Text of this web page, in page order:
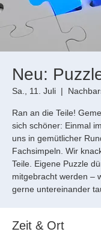
Neu:
Sa., 11. Juli
  |
Ran an die Teile!
sich schöner: Einmal
uns in gemütlicher
Fachsimpeln. Wir
Teile. Eigene Puzzle
mitgebracht werden –
gerne untereinander
Zeit & Ort